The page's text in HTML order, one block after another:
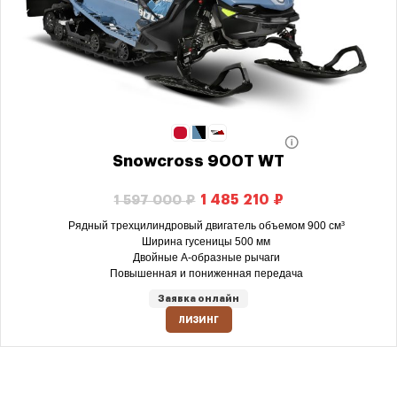
Snowcross 900T WT
1 597 000₽ 1 485 210 ₽
Рядный трехцилиндровый двигатель объемом 900 см³
Ширина гусеницы 500 мм
Двойные А-образные рычаги
Повышенная и пониженная передача
Заявка онлайн
ЛИЗИНГ